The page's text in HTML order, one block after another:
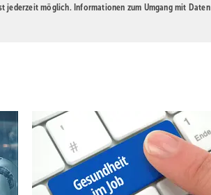
jederzeit möglich. Informationen zum Umgang mit Daten